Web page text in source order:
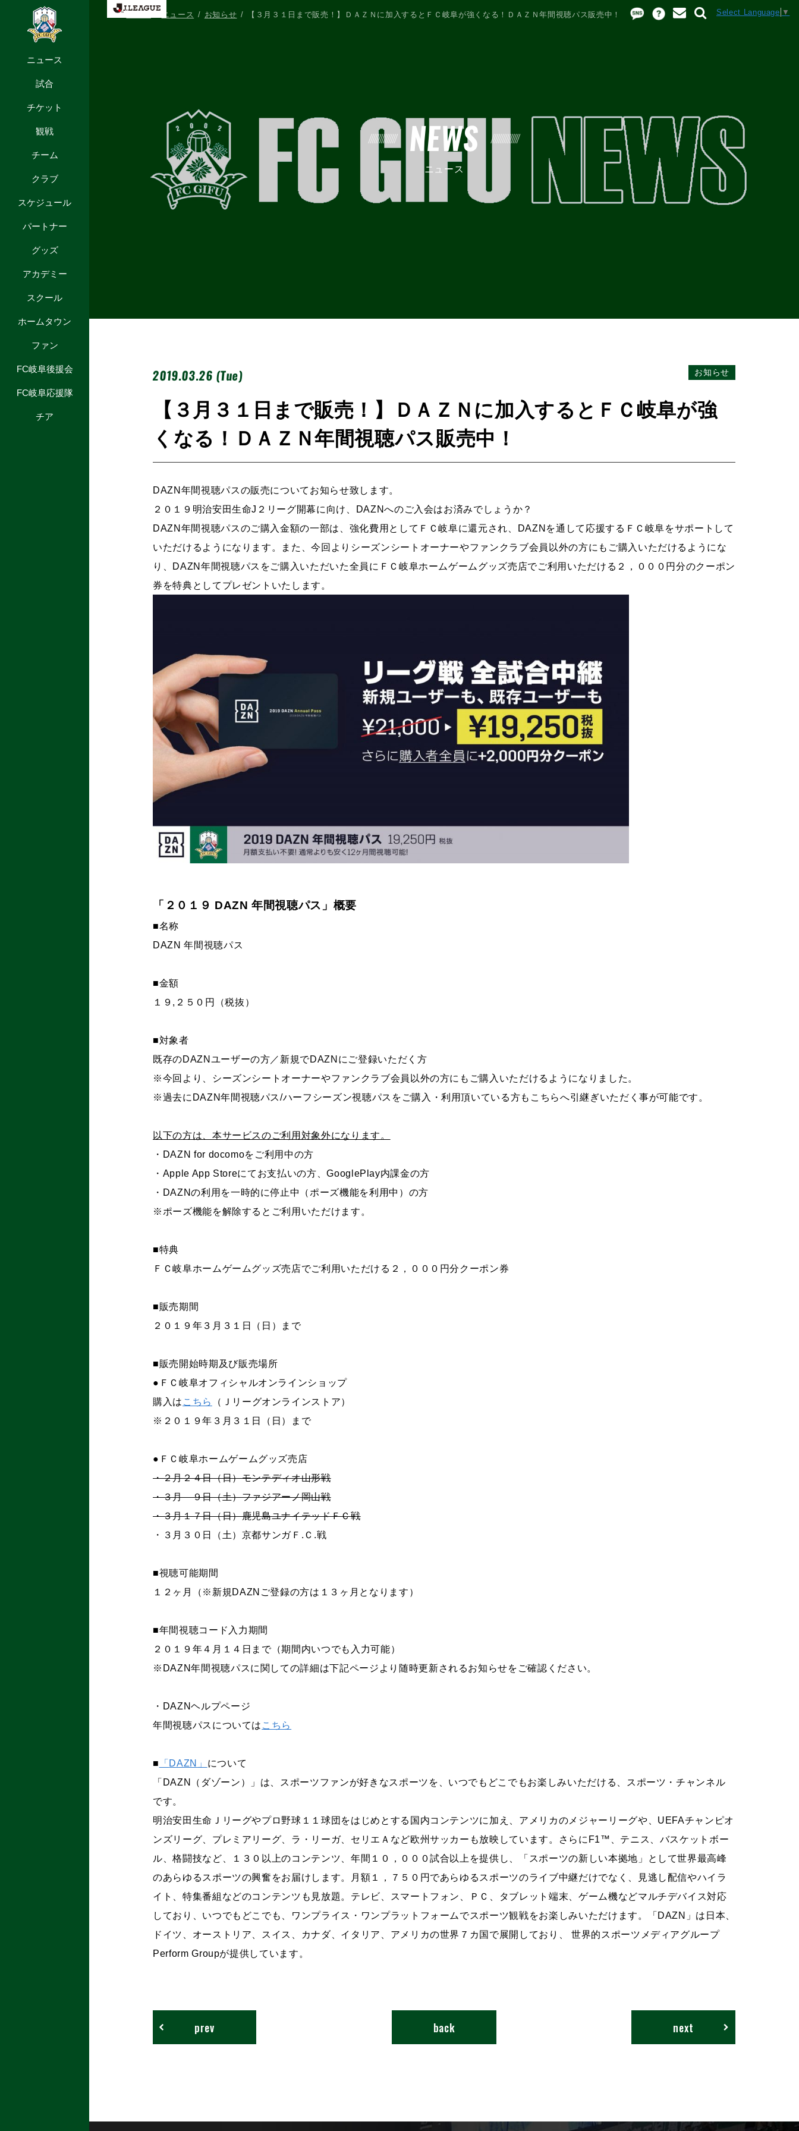
ニュース
試合
チケット
観戦
チーム
クラブ
スケジュール
パートナー
グッズ
アカデミー
スクール
ホームタウン
ファン
FC岐阜後援会
FC岐阜応援隊
チア
Select Language ▼
NEWS
ニュース
ニュース お知らせ 【３月３１日まで販売！】ＤＡＺＮに加入するとＦＣ岐阜が強くなる！ＤＡＺＮ年間視聴パス販売中！
2019.03.26 (Tue) お知らせ
【３月３１日まで販売！】ＤＡＺＮに加入するとＦＣ岐阜が強
くなる！ＤＡＺＮ年間視聴パス販売中！
DAZN年間視聴パスの販売についてお知らせ致します。
２０１９明治安田生命J２リーグ開幕に向け、DAZNへのご入会はお済みでしょうか？
DAZN年間視聴パスのご購入金額の一部は、強化費用としてＦＣ岐阜に還元され、DAZNを通して応援するＦＣ岐阜をサポートして
いただけるようになります。また、今回よりシーズンシートオーナーやファンクラブ会員以外の方にもご購入いただけるようにな
り、DAZN年間視聴パスをご購入いただいた全員にＦＣ岐阜ホームゲームグッズ売店でご利用いただける２，０００円分のクーポン
券を特典としてプレゼントいたします。
「２０１９ DAZN 年間視聴パス」概要
■名称
DAZN年間視聴パス
■金額
１９ ,２５０ 円（税抜）
■対象者
既存のDAZNユーザーの方／新規でDAZNにご登録いただく方
※今回より、シーズンシートオーナーやファンクラブ会員以外の方にもご購入いただけるようになりました。
※過去に DAZN年間視聴パス/ハーフシーズン視聴パスをご購入・利用頂いている方もこちらへ引継ぎいただく事が可能です。
以下の方は、本サービスのご利用対象外になります。
・ DAZN for docomoをご利用中の方
・ Apple App Storeにてお支払いの方、GooglePlay内課金の方
・ DAZNの利用を一時的に停止中（ポーズ機能を利用中）の方
※ポーズ機能を解除するとご利用いただけます。
■特典
ＦＣ岐阜ホームゲームグッズ売店でご利用いただける２，０００円分クーポン券
■販売期間
２０１９年３月３１日（日）まで
■販売開始時期及び販売場所
●ＦＣ岐阜オフィシャルオンラインショップ
購入は こちら
（Ｊリーグオンラインストア）
※２０１９年３月３１日（日）まで
●ＦＣ岐阜ホームゲームグッズ売店
・２月２４日（日）モンテディオ山形戦
・３月 ９日（土）ファジアーノ岡山戦
・３月１７日（日）鹿児島ユナイテッドＦＣ戦
・３月３０日（土）京都サンガＦ.Ｃ.戦
■視聴可能期間
１２ヶ月（※新規DAZN ご登録の方は１３ヶ月となります）
■年間視聴コード入力期間
２０１９年４月１４日まで（期間内いつでも入力可能）
※ DAZN年間視聴パスに関しての詳細は下記ページより随時更新されるお知らせをご確認ください。
・ DAZNヘルプページ
年間視聴パスについては こちら
■ 「DAZN 」 について
「DAZN （ダゾーン）」は、スポーツファンが好きなスポーツを、いつでもどこでもお楽しみいただける、スポーツ・チャンネル
です。
明治安田生命Ｊリーグやプロ野球１１球団をはじめとする国内コンテンツに加え、アメリカのメジャーリーグや、UEFAチャンピオ
ンズリーグ、プレミアリーグ、ラ・リーガ、セリエＡなど欧州サッカーも放映しています。さらにF1™、テニス、バスケットボー
ル、格闘技など、１３０以上のコンテンツ、年間１０，０００試合以上を提供し、「スポーツの新しい本拠地」として世界最高峰
のあらゆるスポーツの興奮をお届けします。月額１，７５０円であらゆるスポーツのライブ中継だけでなく、見逃し配信やハイラ
イト、特集番組などのコンテンツも見放題。テレビ、スマートフォン、ＰＣ、タブレット端末、ゲーム機などマルチデバイス対応
しており、いつでもどこでも、ワンプライス・ワンプラットフォームでスポーツ観戦をお楽しみいただけます。「DAZN 」は日本、
ドイツ、オーストリア、スイス、カナダ、イタリア、アメリカの世界７カ国で展開しており、 世界的スポーツメディアグループ
Perform Groupが提供しています。
next
back
prev